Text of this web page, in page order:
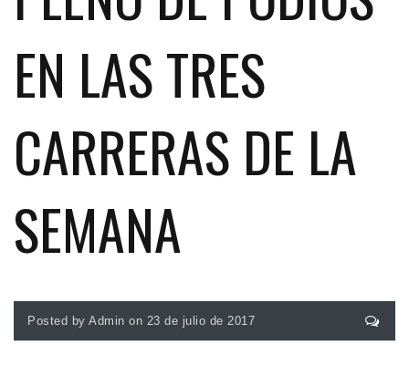
EN LAS TRES
CARRERAS DE LA
SEMANA
Posted by Admin on 23 de julio de 2017